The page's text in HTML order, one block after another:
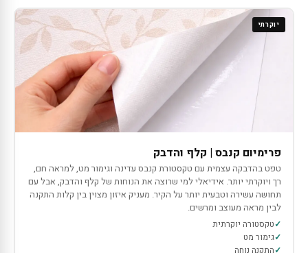
יוקרתי
פרימיום קנבס | קלף והדבק
טפט בהדבקה עצמית עם טקסטורת קנבס עדינה וגימור מט, למראה חם,
רך ויוקרתי יותר. אידיאלי למי שרוצה את הנוחות של קלף והדבק, אבל עם
תחושה עשירה וטבעית יותר על הקיר. מעניק איזון מצוין בין קלות התקנה
לבין מראה מעוצב ומרשים.
טקסטורה יוקרתית
גימור מט
התקנה נוחה